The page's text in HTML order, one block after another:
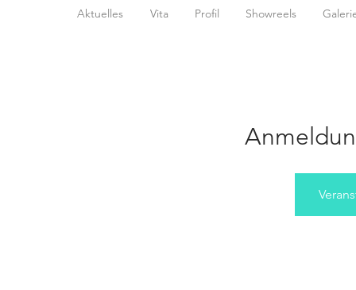
Aktuelles Vita Profil Showreels